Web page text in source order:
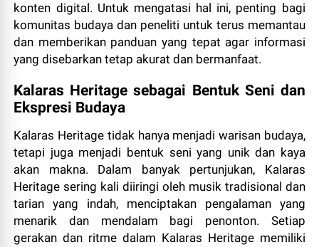
konten digital. Untuk mengatasi hal ini, penting bagi
komunitas budaya dan peneliti untuk terus memantau
dan memberikan panduan yang tepat agar informasi
yang disebarkan tetap akurat dan bermanfaat.
Kalaras Heritage sebagai Bentuk Seni dan
Ekspresi Budaya
Kalaras Heritage tidak hanya menjadi warisan budaya,
tetapi juga menjadi bentuk seni yang unik dan kaya
akan makna. Dalam banyak pertunjukan, Kalaras
Heritage sering kali diiringi oleh musik tradisional dan
tarian yang indah, menciptakan pengalaman yang
menarik dan mendalam bagi penonton. Setiap
gerakan dan ritme dalam Kalaras Heritage memiliki